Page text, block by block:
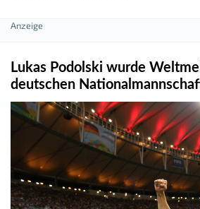
Lukas Podolski wurde
deutschen